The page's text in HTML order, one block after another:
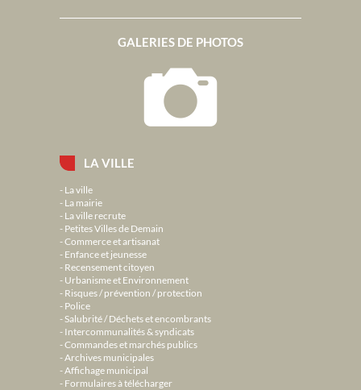
LA VILLE
La ville
La mairie
La ville recrute
Petites Villes de Demain
Commerce et artisanat
Enfance et jeunesse
Recensement citoyen
Urbanisme et Environnement
Risques / prévention / protection
Police
Salubrité / Déchets et encombrants
Intercommunalités & syndicats
Commandes et marchés publics
Archives municipales
Affichage municipal
Formulaires à télécharger
GALERIES DE PHOTOS